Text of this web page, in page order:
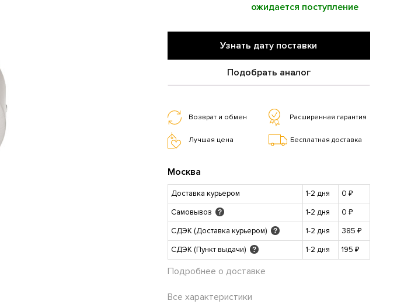
ожидается поступление
Узнать дату поставки
Подобрать аналог
Возврат и обмен Расширенная гарантия
Лучшая цена Бесплатная доставка
Москва
Доставка курьером 1-2 дня
0 ₽
Самовывоз
? 1-2 дня
0 ₽
СДЭК (Доставка курьером)
? 1-2 дня
385 ₽
СДЭК (Пункт выдачи)
? 1-2 дня 195 ₽
Подробнее о доставке
Все характеристики